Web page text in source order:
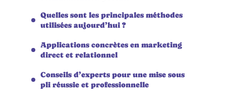
Quelles sont les principales méthodes
utilisées aujourd’hui ?
Applications concrètes en marketing
direct et relationnel
Conseils d’experts pour une mise sous
pli réussie et professionnelle